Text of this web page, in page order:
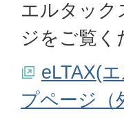
エルタック
ジをご覧く
eLTAX(
プページ（